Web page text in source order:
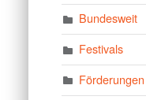
Bundesweit
Festivals